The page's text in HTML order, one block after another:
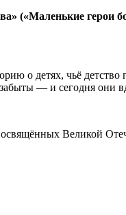
(«Маленькие герои
о детях, чьё детство
забыты — и сегодня они
Великой